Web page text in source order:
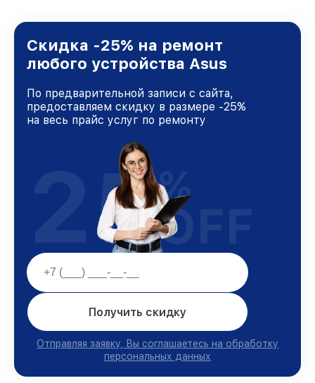
Новосибирске, постоянно повышая уровень
доверия и лояльности наших клиентов.
Скидка -25% на ремонт
любого устройства Asus
По предварительной записи с сайта,
предоставляем скидку в размере -25%
на весь прайс услуг по ремонту
Получить скидку
Отправляя заявку, Вы соглашаетесь на обработку
персональных данных
25%
OFF